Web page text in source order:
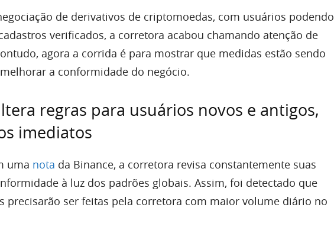
de derivativos de criptomoedas, com usuários podendo
verificados, a corretora acabou chamando atenção de
agora a corrida é para mostrar que medidas estão sendo
a conformidade do negócio.
regras para usuários novos e antigos,
imediatos
uma nota da Binance, a corretora revisa constantemente suas
à luz dos padrões globais. Assim, foi detectado que
precisarão ser feitas pela corretora com maior volume diário no